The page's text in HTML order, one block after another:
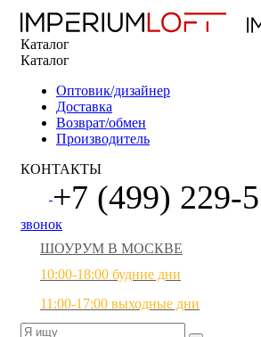
Каталог
Каталог
Оптовик/дизайнер
Доставка
Возврат/обмен
Производитель
КОНТАКТЫ
+7 (499) 229-
звонок
ШОУРУМ В МОСКВЕ
10:00-18:00 будние дни
11:00-17:00 выходные дни